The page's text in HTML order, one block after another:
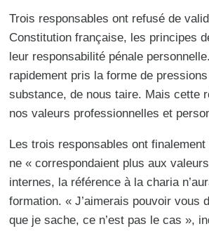
Trois responsables ont refusé de
Constitution française, les principes
leur responsabilité pénale
rapidement pris la forme de
substance, de nous taire. Mais cette
nos valeurs professionnelles et
Les trois responsables ont
ne « correspondaient plus aux
internes, la référence à la charia
formation. « J’aimerais pouvoir vous
que je sache, ce n’est pas le cas »,